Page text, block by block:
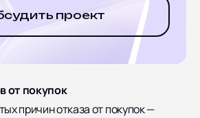
проект
от покупок
причин отказа от покупок —